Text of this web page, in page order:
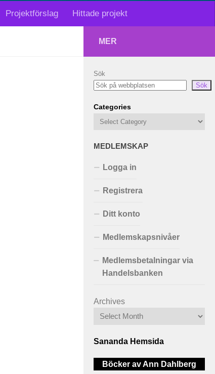
Projektförslag Hittade projekt
MER
Sök
Sök
Categories
MEDLEMSKAP
Logga in
Registrera
Ditt konto
Medlemskapsnivåer
Medlemsbetalningar via
Handelsbanken
Archives
Sananda Hemsida
Böcker av Ann Dahlberg